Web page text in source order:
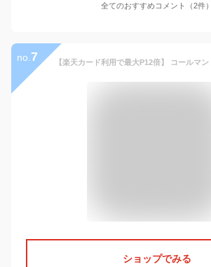
全てのおすすめコメント（2件）
no. 7
ショップでみる